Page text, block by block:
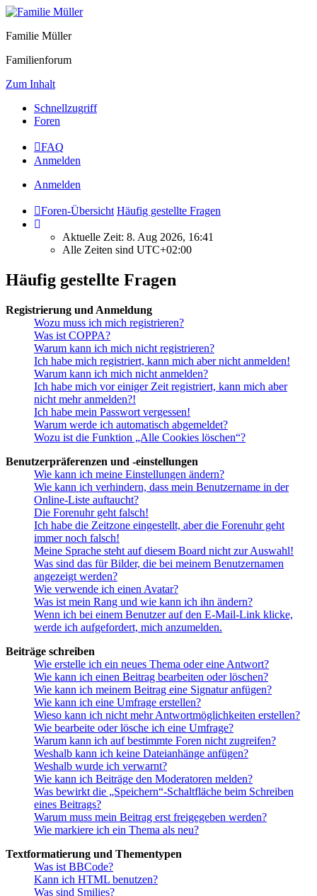
Familie Müller
Familienforum
Zum Inhalt
Schnellzugriff
Foren
FAQ
Anmelden
Anmelden
Foren-Übersicht Häufig gestellte Fragen
Aktuelle Zeit: 8. Aug 2026, 16:41
Alle Zeiten sind UTC+02:00
Häufig gestellte Fragen
Registrierung und Anmeldung
Wozu muss ich mich registrieren?
Was ist COPPA?
Warum kann ich mich nicht registrieren?
Ich habe mich registriert, kann mich aber nicht anmelden!
Warum kann ich mich nicht anmelden?
Ich habe mich vor einiger Zeit registriert, kann mich aber
nicht mehr anmelden?!
Ich habe mein Passwort vergessen!
Warum werde ich automatisch abgemeldet?
Wozu ist die Funktion „Alle Cookies löschen“?
Benutzerpräferenzen und -einstellungen
Wie kann ich meine Einstellungen ändern?
Wie kann ich verhindern, dass mein Benutzername in der
Online-Liste auftaucht?
Die Forenuhr geht falsch!
Ich habe die Zeitzone eingestellt, aber die Forenuhr geht
immer noch falsch!
Meine Sprache steht auf diesem Board nicht zur Auswahl!
Was sind das für Bilder, die bei meinem Benutzernamen
angezeigt werden?
Wie verwende ich einen Avatar?
Was ist mein Rang und wie kann ich ihn ändern?
Wenn ich bei einem Benutzer auf den E-Mail-Link klicke,
werde ich aufgefordert, mich anzumelden.
Beiträge schreiben
Wie erstelle ich ein neues Thema oder eine Antwort?
Wie kann ich einen Beitrag bearbeiten oder löschen?
Wie kann ich meinem Beitrag eine Signatur anfügen?
Wie kann ich eine Umfrage erstellen?
Wieso kann ich nicht mehr Antwortmöglichkeiten erstellen?
Wie bearbeite oder lösche ich eine Umfrage?
Warum kann ich auf bestimmte Foren nicht zugreifen?
Weshalb kann ich keine Dateianhänge anfügen?
Weshalb wurde ich verwarnt?
Wie kann ich Beiträge den Moderatoren melden?
Was bewirkt die „Speichern“-Schaltfläche beim Schreiben
eines Beitrags?
Warum muss mein Beitrag erst freigegeben werden?
Wie markiere ich ein Thema als neu?
Textformatierung und Thementypen
Was ist BBCode?
Kann ich HTML benutzen?
Was sind Smilies?